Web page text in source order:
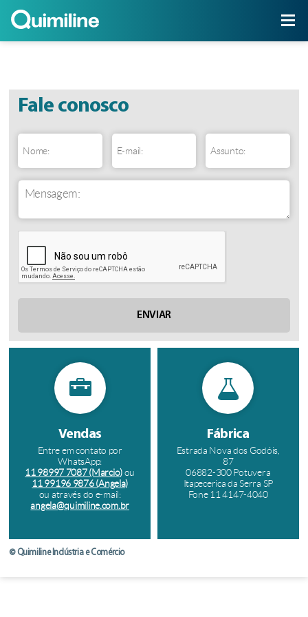
Fale conosco
Vendas
Entre em contato por
WhatsApp:
11 98997 7087 (Marcio)ou
11 99196 9876 (Angela)
ou através do e-mail:
angela@quimiline.com.br
Fábrica
Estrada Nova dos Godóis,
87
06882-300 Potuvera
Itapecerica da Serra SP
Fone 11 4147-4040
© Quimiline Indústria e Comércio